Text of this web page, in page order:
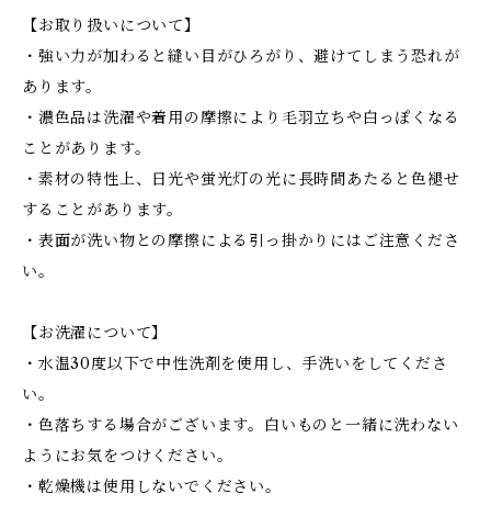
【お取り扱いについて】
・強い力が加わると縫い目がひろがり、避けてしまう恐れが
あります。
・濃色品は洗濯や着用の摩擦により毛羽立ちや白っぽくなる
ことがあります。
・素材の特性上、日光や蛍光灯の光に長時間あたると色褪せ
することがあります。
・表面が洗い物との摩擦による引っ掛かりにはご注意くださ
い。
【お洗濯について】
・水温30度以下で中性洗剤を使用し、手洗いをしてくださ
い。
・色落ちする場合がございます。白いものと一緒に洗わない
ようにお気をつけください。
・乾燥機は使用しないでください。